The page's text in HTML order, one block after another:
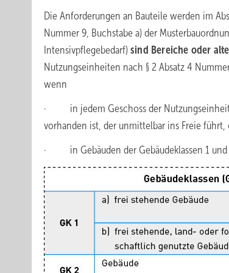
Die Anforderungen an Bauteile werden im
Nummer 9, Buchstabe a) der
Intensivpflegebedarf) sind Bereiche oder
Nutzungseinheiten nach § 2 Absatz 4
wenn
· in jedem Geschoss der Nutzungseinheit
vorhanden ist, der unmittelbar ins Freie führt,
· in Gebäuden der Gebäudeklassen 1 und